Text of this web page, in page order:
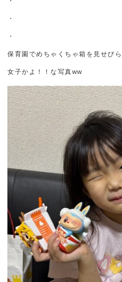
・
・
保育園でめちゃくちゃ箱を見せび
女子かよ！！な写真ww